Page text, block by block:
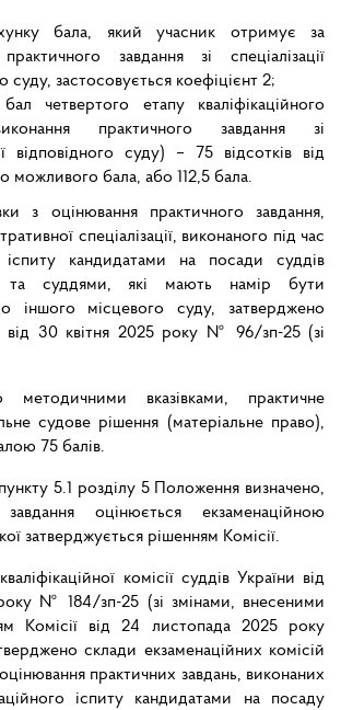
бала, який учасник отримує за
завдання зі спеціалізації
суду, застосовується коефіцієнт 2;
четвертого етапу кваліфікаційного
практичного завдання зі
відповідного суду) – 75 відсотків від
можливого бала, або 112,5 бала.
з оцінювання практичного завдання,
спеціалізації, виконаного під час
іспиту кандидатами на посади суддів
та суддями, які мають намір бути
іншого місцевого суду, затверджено
від 30 квітня 2025 року № 96/зп-25 (зі
методичними вказівками, практичне
судове рішення (матеріальне право),
75 балів.
5.1 розділу 5 Положення визначено,
оцінюється екзаменаційною
затверджується рішенням Комісії.
комісії суддів України від
№ 184/зп-25 (зі змінами, внесеними
Комісії від 24 листопада 2025 року
склади екзаменаційних комісій
практичних завдань, виконаних
іспиту кандидатами на посаду